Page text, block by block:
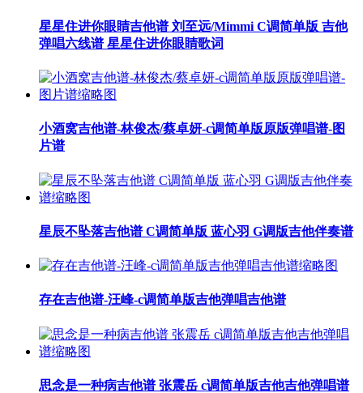
星星住进你眼睛吉他谱 刘至远/Mimmi C调简单版 吉他
弹唱六线谱 星星住进你眼睛歌词
小酒窝吉他谱-林俊杰/蔡卓妍-c调简单版原版弹唱谱-图
片谱
星辰不坠落吉他谱 C调简单版 蓝心羽 G调版吉他伴奏谱
存在吉他谱-汪峰-c调简单版吉他弹唱吉他谱
思念是一种病吉他谱 张震岳 c调简单版吉他吉他弹唱谱